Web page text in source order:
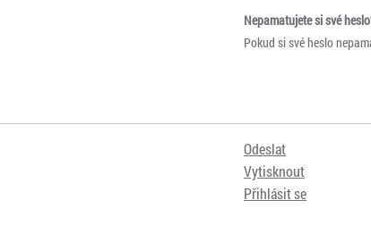
Nepamatujete si své
Pokud si své heslo
Odeslat
Vytisknout
Přihlásit se